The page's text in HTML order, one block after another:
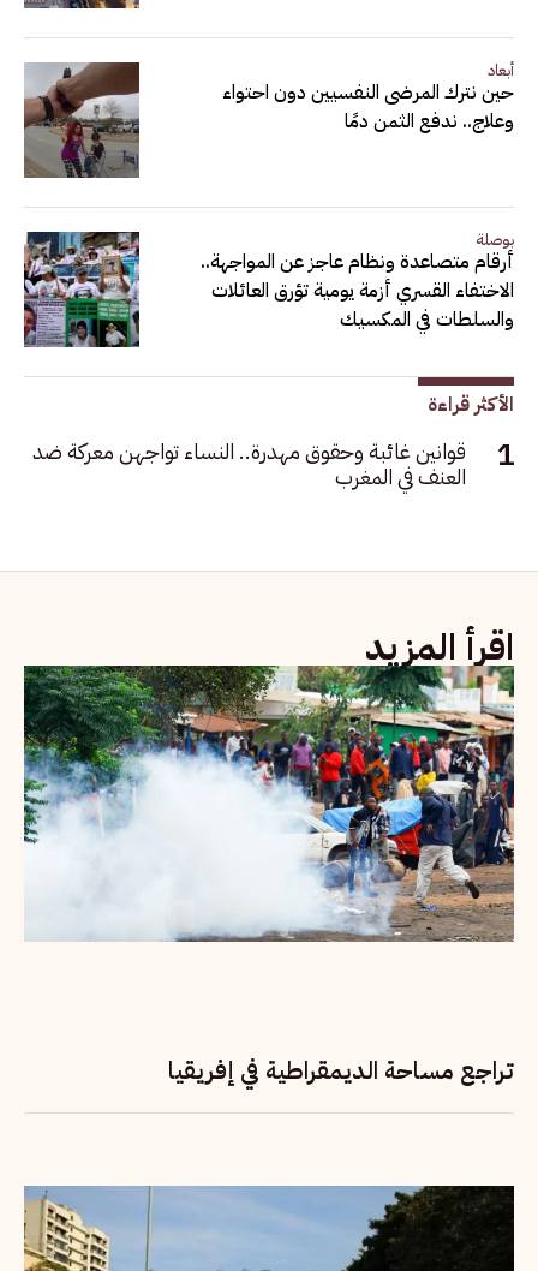
أبعاد
حين نترك المرضى النفسيين دون احتواء
وعلاج.. ندفع الثمن دمًا
بوصلة
أرقام متصاعدة ونظام عاجز عن المواجهة..
الاختفاء القسري أزمة يومية تؤرق العائلات
والسلطات في المكسيك
الأكثر قراءة
قوانين غائبة وحقوق مهدرة.. النساء تواجهن معركة ضد
العنف في المغرب
اقرأ المزيد
تراجع مساحة الديمقراطية في إفريقيا